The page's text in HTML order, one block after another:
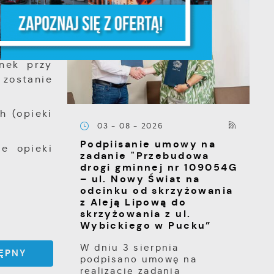
przy
(opieki
opieki
03 - 08 - 2026
Podpiisanie umowy na
zadanie "Przebudowa
drogi gminnej nr 109054G
– ul. Nowy Świat na
odcinku od skrzyżowania
z Aleją Lipową do
skrzyżowania z ul.
Wybickiego w Pucku”
W dniu 3 sierpnia
podpisano umowę na
realizację zadania